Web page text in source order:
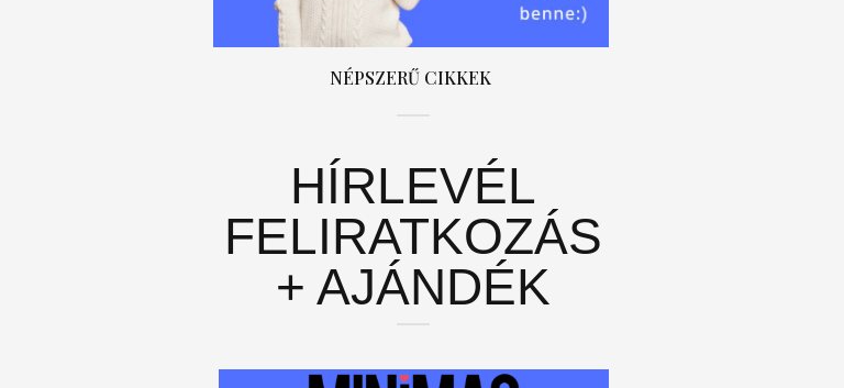
NÉPSZERŰ CIKKEK
HÍRLEVÉL
FELIRATKOZÁS
+ AJÁNDÉK